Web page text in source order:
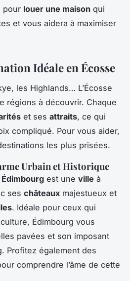
pour louer une maison qui
et vous aidera à maximiser
Idéale en Écosse
les Highlands… L’Écosse
régions à découvrir. Chaque
et ses attraits, ce qui
compliqué. Pour vous aider,
les plus prisées.
Urbain et Historique
Édimbourg est une ville à
ses châteaux majestueux et
. Idéale pour ceux qui
Édimbourg vous
pavées et son imposant
Profitez également des
comprendre l’âme de cette